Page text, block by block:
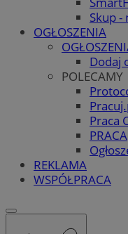
Skup
OGŁOSZENIA
Dodaj
POLECAMY
Praca
PRACA
REKLAMA
WSPÓŁPRACA